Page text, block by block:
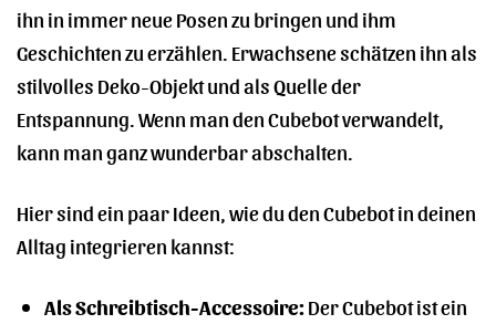
ihn in immer neue Posen zu bringen und ihm
Geschichten zu erzählen. Erwachsene schätzen ihn als
stilvolles Deko-Objekt und als Quelle der
Entspannung. Wenn man den Cubebot verwandelt,
kann man ganz wunderbar abschalten.
Hier sind ein paar Ideen, wie du den Cubebot in deinen
Alltag integrieren kannst:
Als Schreibtisch-Accessoire:Der Cubebot ist ein